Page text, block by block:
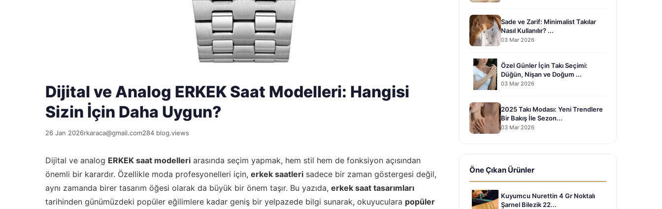
Dijital ve Analog ERKEK Saat Modelleri: Hangisi
Sizin İçin Daha Uygun?
26 Jan 2026rkaraca@gmail.com284 blog.views
Dijital ve analog ERKEK saat modelleri arasında seçim yapmak, hem stil hem de fonksiyon açısından
önemli bir karardır. Özellikle moda profesyonelleri için, erkek saatleri sadece bir zaman göstergesi değil,
aynı zamanda birer tasarım öğesi olarak da büyük bir önem taşır. Bu yazıda, erkek saat tasarımları
tarihinden günümüzdeki popüler eğilimlere kadar geniş bir yelpazede bilgi sunarak, okuyuculara popüler
Sade ve Zarif: Minimalist Takılar
Nasıl Kullanılır? ...
03 Mar 2026
Özel Günler İçin Takı Seçimi:
Düğün, Nişan ve Doğum ...
03 Mar 2026
2025 Takı Modası: Yeni Trendlere
Bir Bakış İle Sezon...
03 Mar 2026
Öne Çıkan Ürünler
Kuyumcu Nurettin 4 Gr Noktalı
Şarnel Bilezik 22...